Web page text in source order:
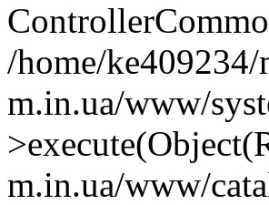
/home/ke409234/
m.in.ua/www/
m.in.ua/www/